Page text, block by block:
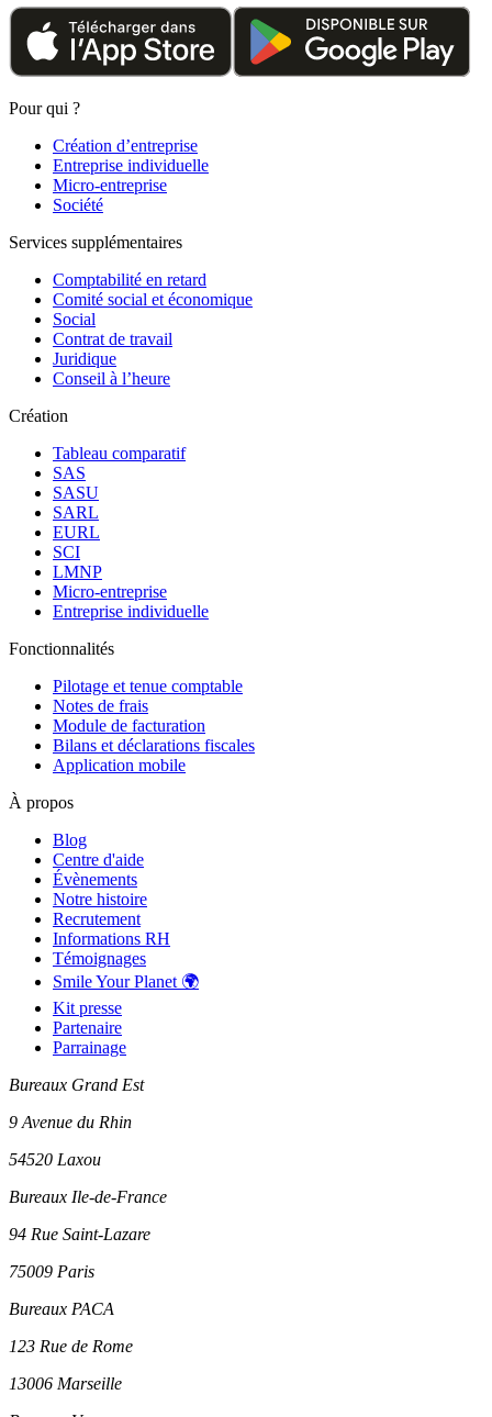
Pour qui ?
Création d’entreprise
Entreprise individuelle
Micro-entreprise
Société
Services supplémentaires
Comptabilité en retard
Comité social et économique
Social
Contrat de travail
Juridique
Conseil à l’heure
Création
Tableau comparatif
SAS
SASU
SARL
EURL
SCI
LMNP
Micro-entreprise
Entreprise individuelle
Fonctionnalités
Pilotage et tenue comptable
Notes de frais
Module de facturation
Bilans et déclarations fiscales
Application mobile
À propos
Blog
Centre d'aide
Évènements
Notre histoire
Recrutement
Informations RH
Témoignages
Smile Your Planet 🌍
Kit presse
Partenaire
Parrainage
Bureaux Grand Est
9 Avenue du Rhin
54520 Laxou
Bureaux Ile-de-France
94 Rue Saint-Lazare
75009 Paris
Bureaux PACA
123 Rue de Rome
13006 Marseille